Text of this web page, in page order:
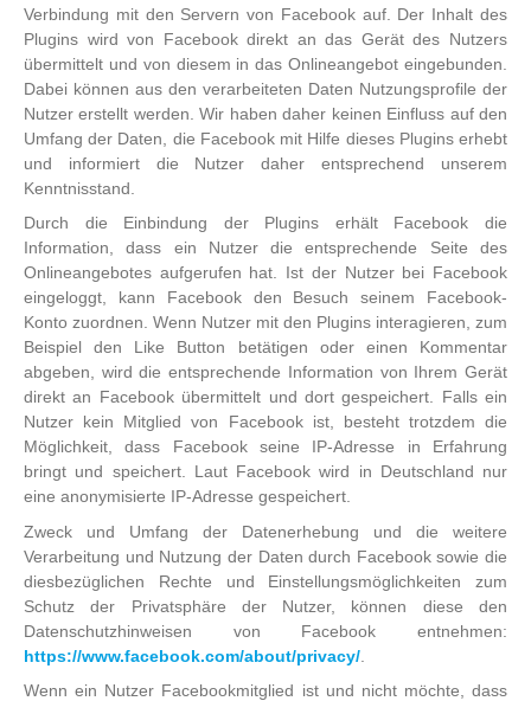
Verbindung mit den Servern von Facebook auf. Der Inhalt des
Plugins wird von Facebook direkt an das Gerät des Nutzers
übermittelt und von diesem in das Onlineangebot eingebunden.
Dabei können aus den verarbeiteten Daten Nutzungsprofile der
Nutzer erstellt werden. Wir haben daher keinen Einfluss auf den
Umfang der Daten, die Facebook mit Hilfe dieses Plugins erhebt
und informiert die Nutzer daher entsprechend unserem
Kenntnisstand.
Durch die Einbindung der Plugins erhält Facebook die
Information, dass ein Nutzer die entsprechende Seite des
Onlineangebotes aufgerufen hat. Ist der Nutzer bei Facebook
eingeloggt, kann Facebook den Besuch seinem Facebook-
Konto zuordnen. Wenn Nutzer mit den Plugins interagieren, zum
Beispiel den Like Button betätigen oder einen Kommentar
abgeben, wird die entsprechende Information von Ihrem Gerät
direkt an Facebook übermittelt und dort gespeichert. Falls ein
Nutzer kein Mitglied von Facebook ist, besteht trotzdem die
Möglichkeit, dass Facebook seine IP-Adresse in Erfahrung
bringt und speichert. Laut Facebook wird in Deutschland nur
eine anonymisierte IP-Adresse gespeichert.
Zweck und Umfang der Datenerhebung und die weitere
Verarbeitung und Nutzung der Daten durch Facebook sowie die
diesbezüglichen Rechte und Einstellungsmöglichkeiten zum
Schutz der Privatsphäre der Nutzer, können diese den
Datenschutzhinweisen von Facebook entnehmen:
https://www.facebook.com/about/privacy/
Wenn ein Nutzer Facebookmitglied ist und nicht möchte, dass